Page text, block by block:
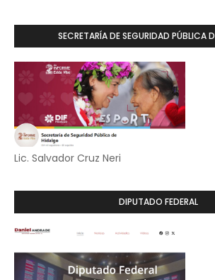
SECRETARÍA DE SEGURIDAD PÚBLICA
Lic. Salvador Cruz Neri
DIPUTADO FEDERAL